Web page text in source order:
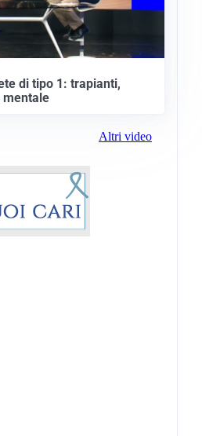
di tipo 1: trapianti,
Altri video